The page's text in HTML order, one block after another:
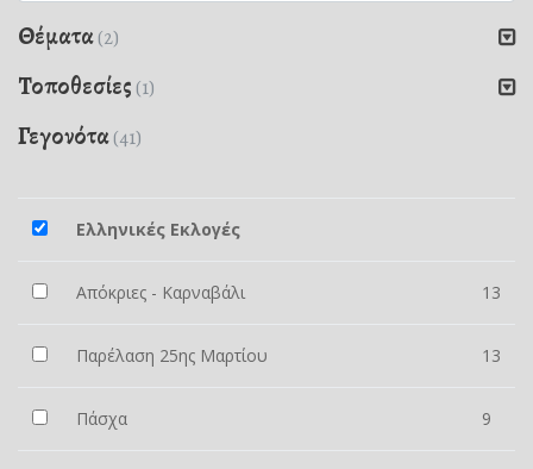
Θέματα(2)
Τοποθεσίες (1)
Γεγονότα(41)
Ελληνικές Εκλογές
Απόκριες - Καρναβάλι 13
Παρέλαση 25ης Μαρτίου 13
Πάσχα 9